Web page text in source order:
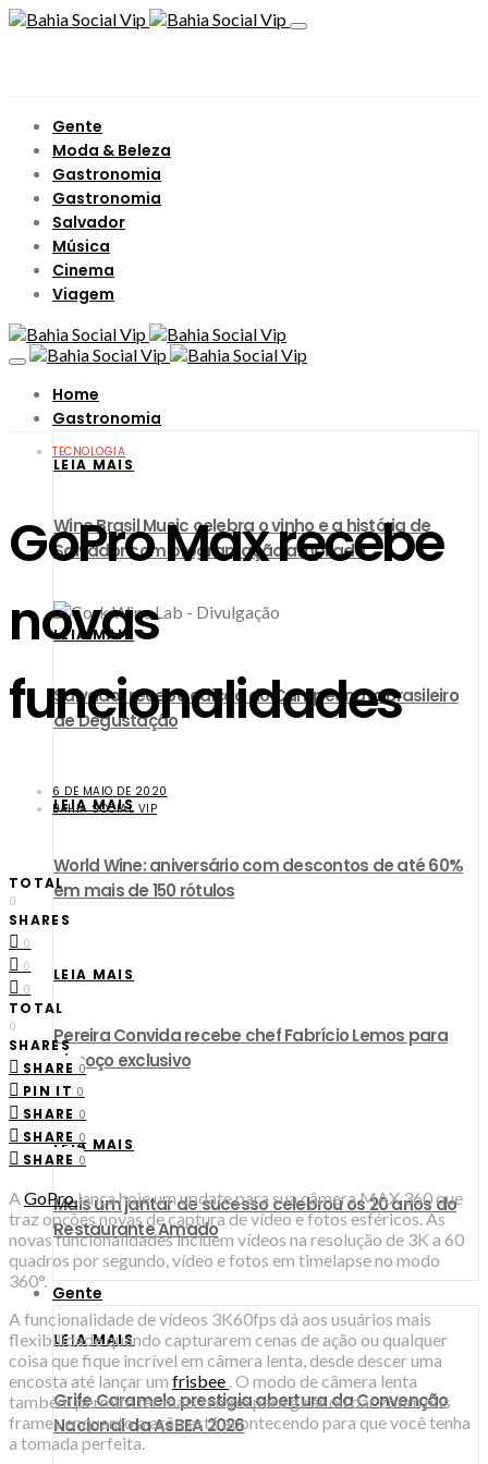
Gente
Moda & Beleza
Gastronomia
Gastronomia
Salvador
Música
Cinema
Viagem
Home
Gastronomia
LEIA MAIS
Wine Brasil Music celebra o vinho e a história de
Salvador com programação ampliada
LEIA MAIS
​Salvador recebe edição do Campeonato Brasileiro
de Degustação
LEIA MAIS
World Wine: aniversário com descontos de até 60%
em mais de 150 rótulos
LEIA MAIS
Pereira Convida recebe chef Fabrício Lemos para
almoço exclusivo
LEIA MAIS
Mais um jantar de sucesso celebrou os 20 anos do
Restaurante Amado
Gente
LEIA MAIS
Grife Caramelo prestigia abertura da Convenção
Nacional da AsBEA 2026
TECNOLOGIA
GoPro Max recebe
novas
funcionalidades
6 DE MAIO DE 2020
BAHIA SOCIAL VIP
TOTAL
0
SHARES
0
0
0
TOTAL
0
SHARES
SHARE 0
PIN IT 0
SHARE 0
SHARE 0
SHARE 0
A GoProlança hoje um update para sua câmera MAX 360 que
traz opções novas de captura de vídeo e fotos esféricos. As
novas funcionalidades incluem vídeos na resolução de 3K a 60
quadros por segundo, vídeo e fotos em timelapse no modo
360°.
A funcionalidade de vídeos 3K60fps dá aos usuários mais
flexibilidade quando capturarem cenas de ação ou qualquer
coisa que fique incrível em câmera lenta, desde descer uma
encosta até lançar um frisbee . O modo de câmera lenta
também permite ter mais tempo para girar ou dar zoom nos
frames enquanto a ação está acontecendo para que você tenha
a tomada perfeita.